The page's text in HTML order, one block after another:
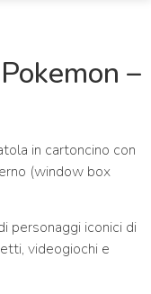
–
in cartoncino con
(window box
personaggi iconici di
videogiochi e